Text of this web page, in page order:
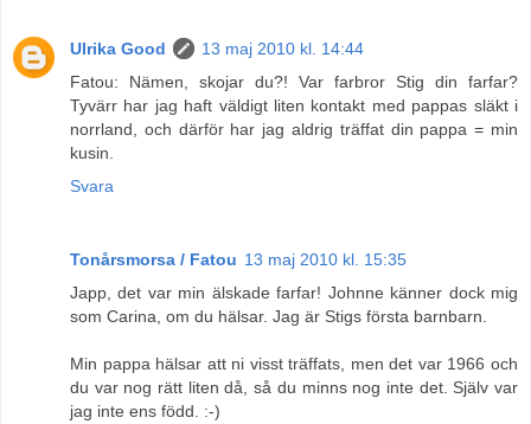
Ulrika Good
13 maj 2010 kl. 14:44
Fatou: Nämen, skojar du?! Var farbror Stig din farfar?
Tyvärr har jag haft väldigt liten kontakt med pappas släkt i
norrland, och därför har jag aldrig träffat din pappa = min
kusin.
Svara
Tonårsmorsa / Fatou 13 maj 2010 kl. 15:35
Japp, det var min älskade farfar! Johnne känner dock mig
som Carina, om du hälsar. Jag är Stigs första barnbarn.
Min pappa hälsar att ni visst träffats, men det var 1966 och
du var nog rätt liten då, så du minns nog inte det. Själv var
jag inte ens född. :-)